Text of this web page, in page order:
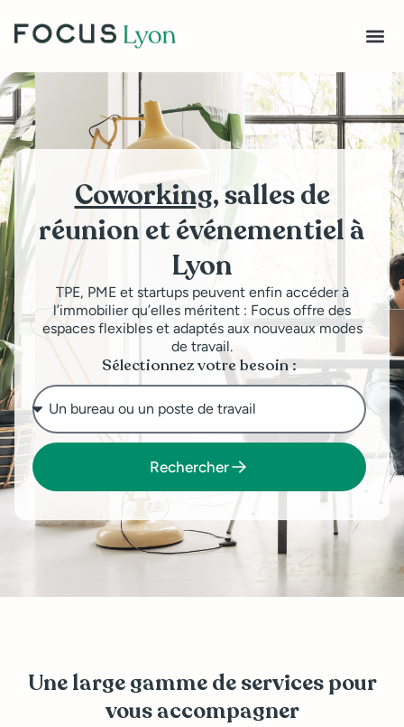
Coworking, salles de
réunion et événementiel à
Lyon
TPE, PME et startups peuvent enfin accéder à
l’immobilier qu’elles méritent : Focus offre des
espaces flexibles et adaptés aux nouveaux modes
de travail.
Sélectionnez votre besoin :
Rechercher
Une large gamme de services pour
vous accompagner